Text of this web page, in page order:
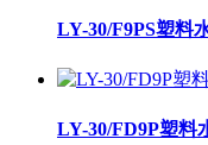
LY-30/F9PS塑料
LY-30/FD9P塑料